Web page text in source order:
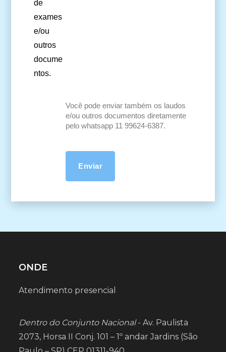
de
exames
e/ou
outros
docume
ntos.
Você pode enviar também os laudos
e/ou outros documentos diretamente
pelo whatsapp 11 99624-6387.
ONDE
Atendimento presencial
Dentro do Conjunto Nacional- Av. Paulista
2073, Horsa II Conj. 101 – 1º andar Jardins (São